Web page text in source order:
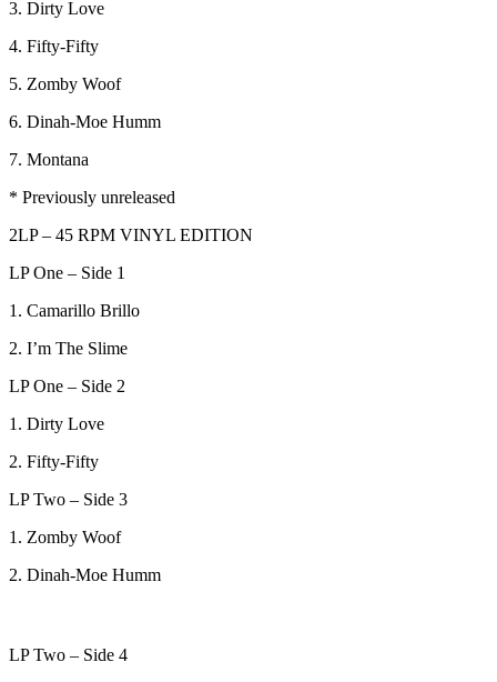
3. Dirty Love
4. Fifty-Fifty
5. Zomby Woof
6. Dinah-Moe Humm
7. Montana
* Previously unreleased
2LP – 45 RPM VINYL EDITION
LP One – Side 1
1. Camarillo Brillo
2. I’m The Slime
LP One – Side 2
1. Dirty Love
2. Fifty-Fifty
LP Two – Side 3
1. Zomby Woof
2. Dinah-Moe Humm
LP Two – Side 4